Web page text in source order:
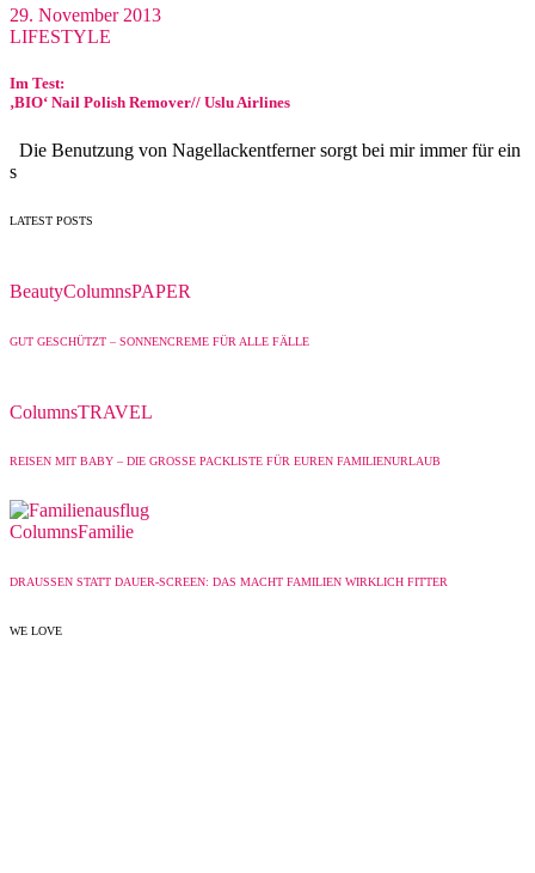
29. November 2013
LIFESTYLE
Im Test:
‚BIO‘ Nail Polish Remover// Uslu Airlines
Die Benutzung von Nagellackentferner sorgt bei mir immer für ein
s
LATEST POSTS
BeautyColumnsPAPER
GUT GESCHÜTZT – SONNENCREME FÜR ALLE FÄLLE
ColumnsTRAVEL
REISEN MIT BABY – DIE GROSSE PACKLISTE FÜR EUREN FAMILIENURLAUB
ColumnsFamilie
DRAUSSEN STATT DAUER-SCREEN: DAS MACHT FAMILIEN WIRKLICH FITTER
WE LOVE